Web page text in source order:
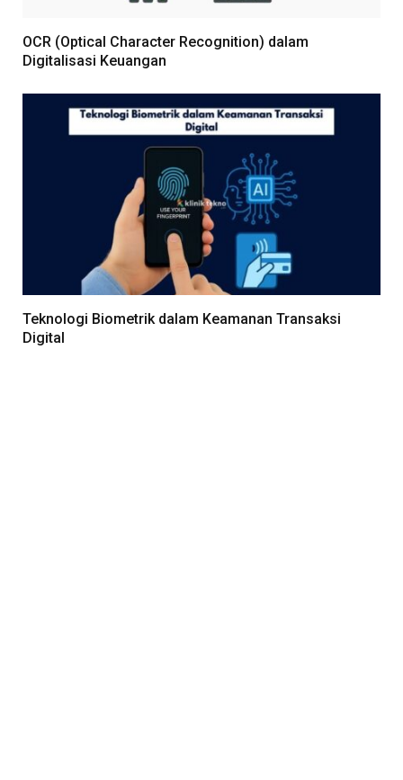
OCR (Optical Character Recognition) dalam
Digitalisasi Keuangan
Teknologi Biometrik dalam Keamanan Transaksi
Digital